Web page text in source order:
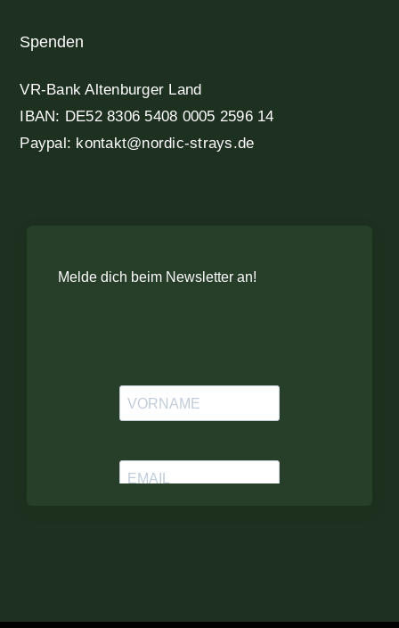
Spenden
VR-Bank Altenburger Land
IBAN: DE52 8306 5408 0005 2596 14
Paypal: kontakt@nordic-strays.de
Melde dich beim Newsletter an!